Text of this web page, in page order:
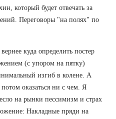
который будет отвечать за
Переговоры "на полях" по
куда определить постер
(с упором на пятку)
изгиб в колене. А
оказаться ни с чем. Я
на рынки пессимизм и страх
Накладные пряди на